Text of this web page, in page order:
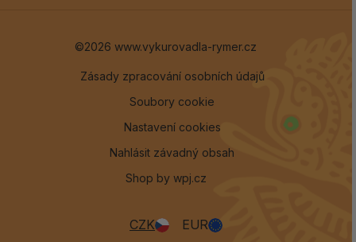
©2026 www.vykurovadla-rymer.cz
Zásady zpracování osobních údajů
Soubory cookie
Nastavení cookies
Nahlásit závadný obsah
Shop by wpj.cz
CZK EUR